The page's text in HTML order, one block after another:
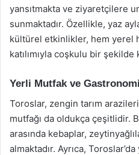
yansıtmakta ve ziyaretçilere
sunmaktadır. Özellikle, yaz
kültürel etkinlikler, hem yerel
katılımıyla coşkulu bir şekilde
Yerli Mutfak ve Gastronomi
Toroslar, zengin tarım
mutfağı da oldukça çeşitlidir.
arasında kebaplar,
almaktadır. Ayrıca,